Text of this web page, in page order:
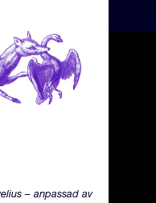
– anpassad av